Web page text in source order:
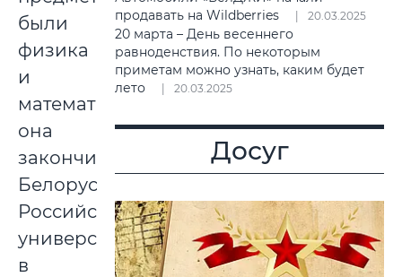
были
физика
и
математика,
она
закончила
Белорусско-
Российский
университет
в
продавать на Wildberries
20.03.2025
20 марта – День весеннего
равноденствия. По некоторым
приметам можно узнать, каким будет
лето
20.03.2025
Досуг